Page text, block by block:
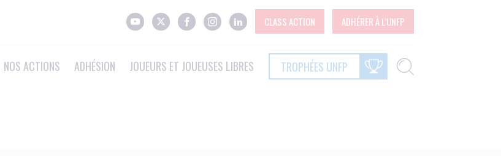
CLASS ACTION ADHÉRER À L'UNFP
NOS ACTIONS ADHÉSION JOUEURS ET JOUEUSES LIBRES TROPHÉES UNFP